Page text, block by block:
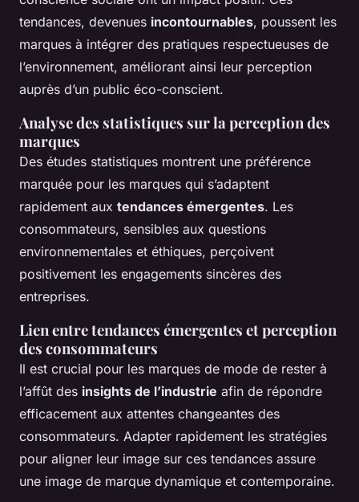
tendances, devenues incontournables, poussent les
marques à intégrer des pratiques respectueuses de
l’environnement, améliorant ainsi leur perception
auprès d’un public éco-conscient.
Analyse des statistiques sur la perception des
marques
Des études statistiques montrent une préférence
marquée pour les marques qui s’adaptent
rapidement aux tendances émergentes. Les
consommateurs, sensibles aux questions
environnementales et éthiques, perçoivent
positivement les engagements sincères des
entreprises.
Lien entre tendances émergentes et perception
des consommateurs
Il est crucial pour les marques de mode de rester à
l’affût des insights de l’industrie afin de répondre
efficacement aux attentes changeantes des
consommateurs. Adapter rapidement les stratégies
pour aligner leur image sur ces tendances assure
une image de marque dynamique et contemporaine.